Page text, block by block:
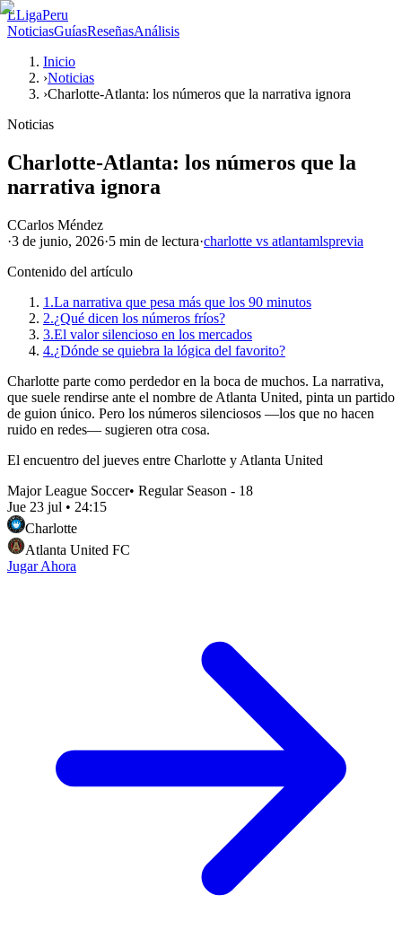
LLigaPeru
NoticiasGuíasReseñasAnálisis
Inicio
›Noticias
›Charlotte-Atlanta: los números que la narrativa ignora
Noticias
Charlotte-Atlanta: los números que la
narrativa ignora
CCarlos Méndez
·3 de junio, 2026·5 min de lectura·charlotte vs atlantamlsprevia
Contenido del artículo
1.La narrativa que pesa más que los 90 minutos
2.¿Qué dicen los números fríos?
3.El valor silencioso en los mercados
4.¿Dónde se quiebra la lógica del favorito?
Charlotte parte como perdedor en la boca de muchos. La narrativa,
que suele rendirse ante el nombre de Atlanta United, pinta un partido
de guion único. Pero los números silenciosos —los que no hacen
ruido en redes— sugieren otra cosa.
El encuentro del jueves entre Charlotte y Atlanta United
Major League Soccer• Regular Season - 18
Jue 23 jul • 24:15
Charlotte
Atlanta United FC
Jugar Ahora